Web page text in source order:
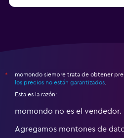
*
momondo siempre trata de obtener
los precios no están garantizados
Esta es la razón:
momondo no es el vendedor.
Agregamos montones de